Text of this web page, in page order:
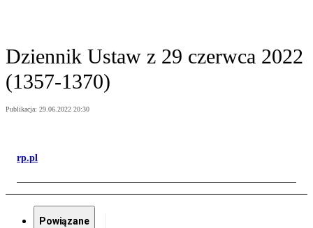
Dziennik Ustaw z 29 czerwca 2022
(1357-1370)
Publikacja: 29.06.2022 20:30
rp.pl
Powiązane